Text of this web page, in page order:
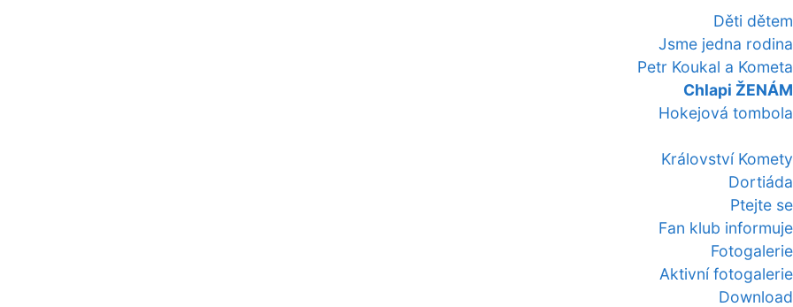
Děti dětem
Jsme jedna rodina
Petr Koukal a Kometa
Chlapi ŽENÁM
Hokejová tombola
Království Komety
Dortiáda
Ptejte se
Fan klub informuje
Fotogalerie
Aktivní fotogalerie
Download